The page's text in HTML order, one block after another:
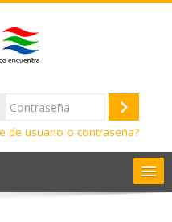
Acceder
de usuario o contraseña?